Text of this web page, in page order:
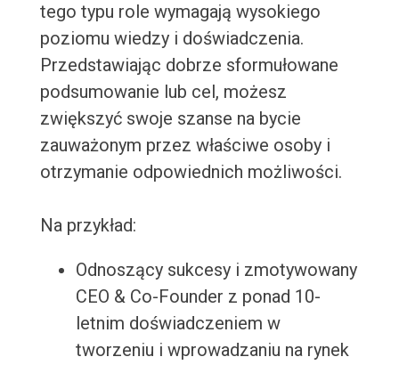
tego typu role wymagają wysokiego
poziomu wiedzy i doświadczenia.
Przedstawiając dobrze sformułowane
podsumowanie lub cel, możesz
zwiększyć swoje szanse na bycie
zauważonym przez właściwe osoby i
otrzymanie odpowiednich możliwości.
Na przykład:
Odnoszący sukcesy i zmotywowany
CEO & Co-Founder z ponad 10-
letnim doświadczeniem w
tworzeniu i wprowadzaniu na rynek